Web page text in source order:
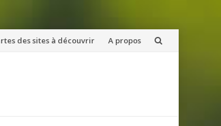
des sites à découvrir A propos